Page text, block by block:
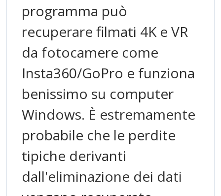
programma può
recuperare filmati 4K e VR
da fotocamere come
Insta360/GoPro e funziona
benissimo su computer
Windows. È estremamente
probabile che le perdite
tipiche derivanti
dall'eliminazione dei dati